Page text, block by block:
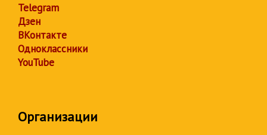
Telegram
Дзен
ВКонтакте
Одноклассники
YouTube
Организации